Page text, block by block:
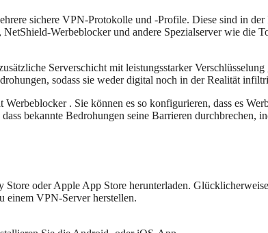
sichere VPN-Protokolle und -Profile. Diese sind in der
Werbeblocker und andere Spezialserver wie die
Serverschicht mit leistungsstarker
sodass sie weder digital noch in der Realität
. Sie können es so konfigurieren, dass es
bekannte Bedrohungen seine Barrieren durchbrechen,
oder Apple App Store herunterladen.
einem VPN-Server herstellen.